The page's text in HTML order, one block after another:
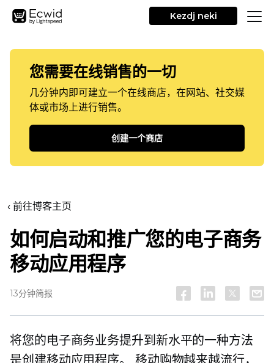
Kezdj neki
您需要在线销售的一切
几分钟内即可建立一个在线商店，在网站、社交媒
体或市场上进行销售。
创建一个商店
‹ 前往博客主页
如何启动和推广您的电子商务
移动应用程序
13分钟简报
将您的电子商务业务提升到新水平的一种方法
是创建移动应用程序。 移动购物越来越流行，